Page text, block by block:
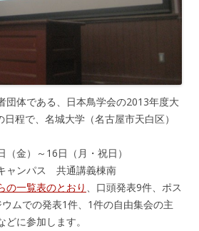
団体である、日本鳥学会の2013年度大
程で、名城大学（名古屋市天白区）
（金）～16日（月・祝日）
ャンパス 共通講義棟南
の一覧表のとおり 、口頭発表9件、ポス
ムでの発表1件、1件の自由集会の主
に参加します。